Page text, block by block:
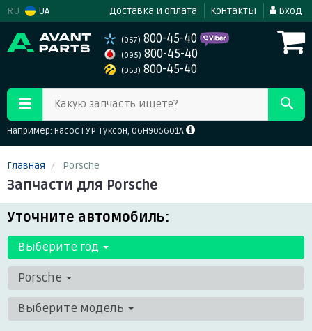
RU UA Доставка и оплата Контакты Вход
(067) 800-45-40
(095) 800-45-40
(063) 800-45-40
Какую запчасть ищете?
Например: насос ГУР Туксон, 06H905601A
Главная Porsche
Запчасти для Porsche
Уточните автомобиль:
Выберите год
Porsche
Выберите модель